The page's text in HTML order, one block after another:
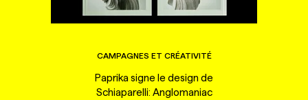
CAMPAGNES ET CRÉATIVITÉ
Paprika signe le design de
Schiaparelli: Anglomaniac